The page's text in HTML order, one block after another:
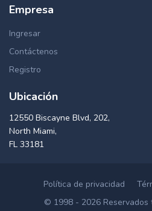
Empresa
Ingresar
Contáctenos
Registro
Ubicación
12550 Biscayne Blvd, 202,
North Miami,
FL 33181
Política de privacidad
© 1998 - 2026 Reservados